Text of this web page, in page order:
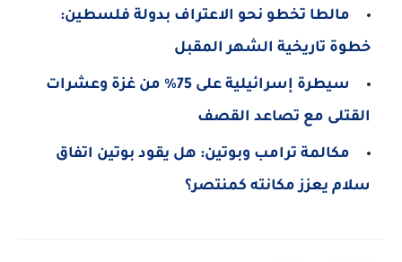
مالطا تخطو نحو الاعتراف بدولة فلسطين:
خطوة تاريخية الشهر المقبل
سيطرة إسرائيلية على 75% من غزة وعشرات
القتلى مع تصاعد القصف
مكالمة ترامب وبوتين: هل يقود بوتين اتفاق
سلام يعزز مكانته كمنتصر؟